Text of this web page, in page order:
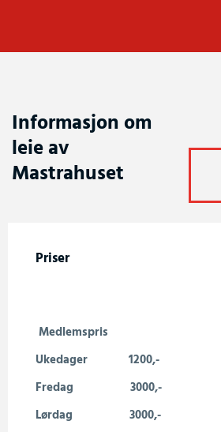
Informasjon om
leie av
Mastrahuset
Priser
Ikke
Medlemspris
Ukedager 1200,-
Fredag 3000,-
Lørdag 3000,-